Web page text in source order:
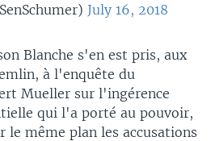
July 16, 2018
Blanche s'en est pris, aux
à l'enquête du
Mueller sur l'ingérence
qui l'a porté au pouvoir,
le même plan les accusations